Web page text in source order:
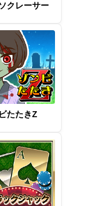
クレーサー
たたきZ